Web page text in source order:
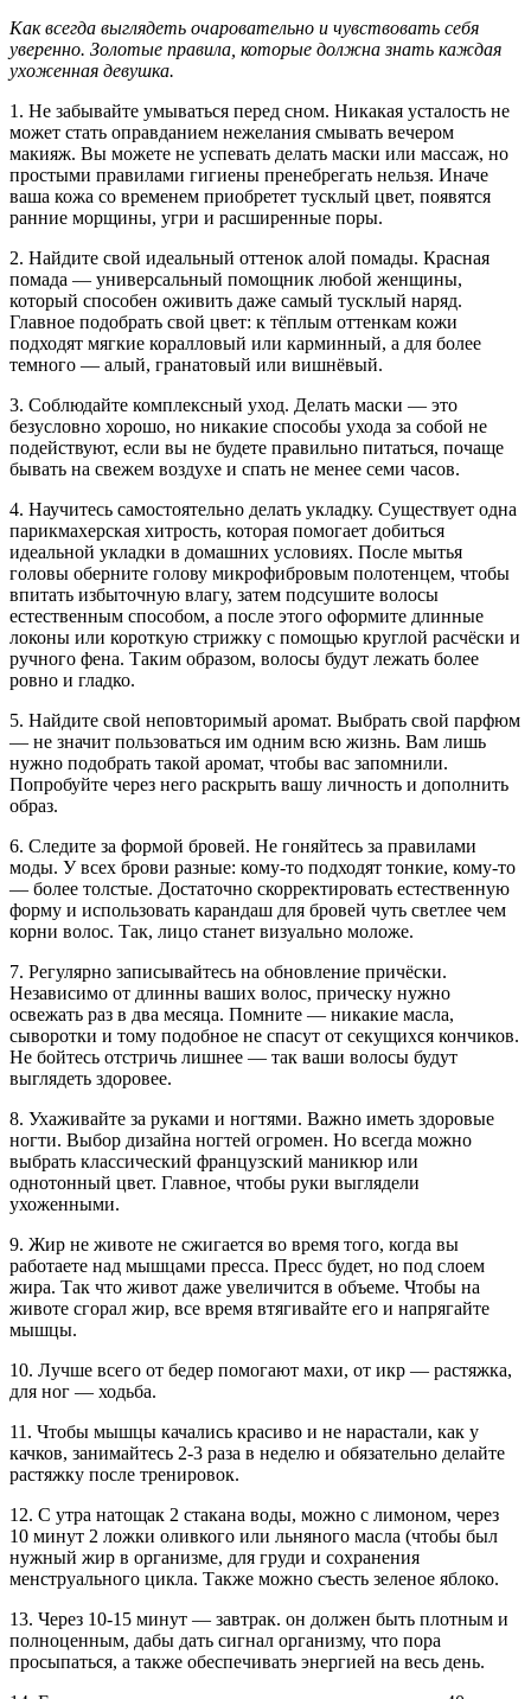
Как всегда выглядеть очаровательно и чувствовать себя
уверенно. Золотые правила, которые должна знать каждая
ухоженная девушка.
1. Не забывайте умываться перед сном. Никакая усталость не
может стать оправданием нежелания смывать вечером
макияж. Вы можете не успевать делать маски или массаж, но
простыми правилами гигиены пренебрегать нельзя. Иначе
ваша кожа со временем приобретет тусклый цвет, появятся
ранние морщины, угри и расширенные поры.
2. Найдите свой идеальный оттенок алой помады. Красная
помада — универсальный помощник любой женщины,
который способен оживить даже самый тусклый наряд.
Главное подобрать свой цвет: к тёплым оттенкам кожи
подходят мягкие коралловый или карминный, а для более
темного — алый, гранатовый или вишнёвый.
3. Соблюдайте комплексный уход. Делать маски — это
безусловно хорошо, но никакие способы ухода за собой не
подействуют, если вы не будете правильно питаться, почаще
бывать на свежем воздухе и спать не менее семи часов.
4. Научитесь самостоятельно делать укладку. Существует одна
парикмахерская хитрость, которая помогает добиться
идеальной укладки в домашних условиях. После мытья
головы оберните голову микрофибровым полотенцем, чтобы
впитать избыточную влагу, затем подсушите волосы
естественным способом, а после этого оформите длинные
локоны или короткую стрижку с помощью круглой расчёски и
ручного фена. Таким образом, волосы будут лежать более
ровно и гладко.
5. Найдите свой неповторимый аромат. Выбрать свой парфюм
— не значит пользоваться им одним всю жизнь. Вам лишь
нужно подобрать такой аромат, чтобы вас запомнили.
Попробуйте через него раскрыть вашу личность и дополнить
образ.
6. Следите за формой бровей. Не гоняйтесь за правилами
моды. У всех брови разные: кому-то подходят тонкие, кому-то
— более толстые. Достаточно скорректировать естественную
форму и использовать карандаш для бровей чуть светлее чем
корни волос. Так, лицо станет визуально моложе.
7. Регулярно записывайтесь на обновление причёски.
Независимо от длинны ваших волос, прическу нужно
освежать раз в два месяца. Помните — никакие масла,
сыворотки и тому подобное не спасут от секущихся кончиков.
Не бойтесь отстричь лишнее — так ваши волосы будут
выглядеть здоровее.
8. Ухаживайте за руками и ногтями. Важно иметь здоровые
ногти. Выбор дизайна ногтей огромен. Но всегда можно
выбрать классический французский маникюр или
однотонный цвет. Главное, чтобы руки выглядели
ухоженными.
9. Жир не животе не сжигается во время того, когда вы
работаете над мышцами пресса. Пресс будет, но под слоем
жира. Так что живот даже увеличится в объеме. Чтобы на
животе сгорал жир, все время втягивайте его и напрягайте
мышцы.
10. Лучше всего от бедер помогают махи, от икр — растяжка,
для ног — ходьба.
11. Чтобы мышцы качались красиво и не нарастали, как у
качков, занимайтесь 2-3 раза в неделю и обязательно делайте
растяжку после тренировок.
12. С утра натощак 2 стакана воды, можно с лимоном, через
10 минут 2 ложки оливкого или льняного масла (чтобы был
нужный жир в организме, для груди и сохранения
менструального цикла. Также можно съесть зеленое яблоко.
13. Через 10-15 минут — завтрак. он должен быть плотным и
полноценным, дабы дать сигнал организму, что пора
просыпаться, а также обеспечивать энергией на весь день.